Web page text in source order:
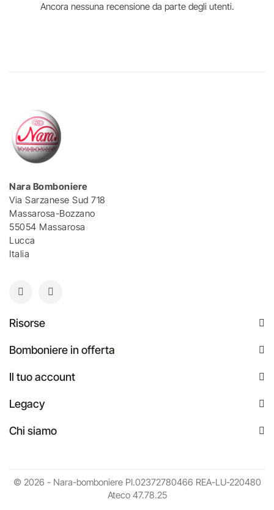
Ancora nessuna recensione da parte degli utenti.
Nara Bomboniere
Via Sarzanese Sud 718
Massarosa-Bozzano
55054 Massarosa
Lucca
Italia
Risorse
Bomboniere in offerta
Il tuo account
Legacy
Chi siamo
© 2026 - Nara-bomboniere PI.02372780466 REA-LU-220480
Ateco 47.78.25